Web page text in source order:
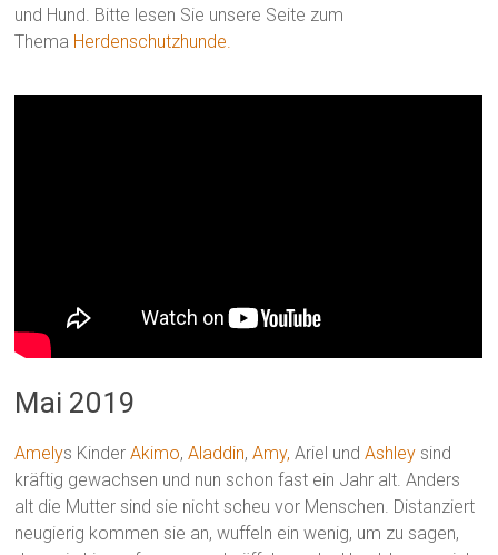
und Hund. Bitte lesen Sie unsere Seite zum
Thema Herdenschutzhunde.
Mai 2019
Amelys KinderAkimo,Aladdin,Amy, Ariel undAshley sind
kräftig gewachsen und nun schon fast ein Jahr alt. Anders
alt die Mutter sind sie nicht scheu vor Menschen. Distanziert
neugierig kommen sie an, wuffeln ein wenig, um zu sagen,